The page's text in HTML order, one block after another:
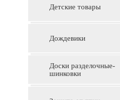
Детские товары
Дождевики
Доски разделочные-
шинковки